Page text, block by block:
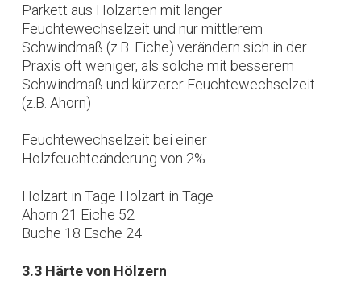
Parkett aus Holzarten mit langer
Feuchtewechselzeit und nur mittlerem
Schwindmaß (z.B. Eiche) verändern sich in der
Praxis oft weniger, als solche mit besserem
Schwindmaß und kürzerer Feuchtewechselzeit
(z.B. Ahorn)
Feuchtewechselzeit bei einer
Holzfeuchteänderung von 2%
Holzart in Tage Holzart in Tage
Ahorn 21 Eiche 52
Buche 18 Esche 24
3.3 Härte von Hölzern